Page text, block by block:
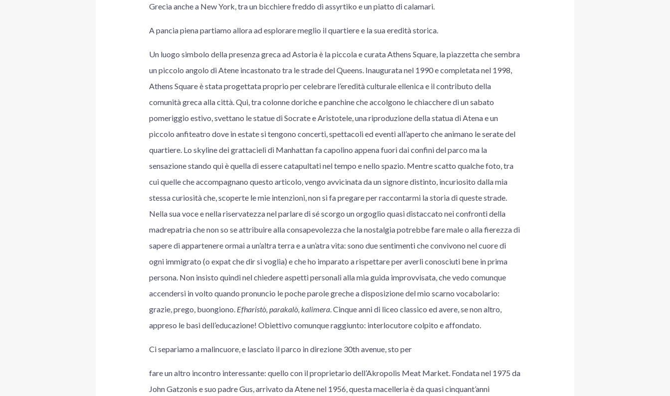
Grecia anche a New York, tra un bicchiere freddo di assyrtiko e un piatto di calamari.
A pancia piena partiamo allora ad esplorare meglio il quartiere e la sua eredità storica.
Un luogo simbolo della presenza greca ad Astoria è la piccola e curata Athens Square, la piazzetta che sembra
un piccolo angolo di Atene incastonato tra le strade del Queens. Inaugurata nel 1990 e completata nel 1998,
Athens Square è stata progettata proprio per celebrare l’eredità culturale ellenica e il contributo della
comunità greca alla città. Qui, tra colonne doriche e panchine che accolgono le chiacchere di un sabato
pomeriggio estivo, svettano le statue di Socrate e Aristotele, una riproduzione della statua di Atena e un
piccolo anfiteatro dove in estate si tengono concerti, spettacoli ed eventi all’aperto che animano le serate del
quartiere. Lo skyline dei grattacieli di Manhattan fa capolino appena fuori dai confini del parco ma la
sensazione stando qui è quella di essere catapultati nel tempo e nello spazio. Mentre scatto qualche foto, tra
cui quelle che accompagnano questo articolo, vengo avvicinata da un signore distinto, incuriosito dalla mia
stessa curiosità che, scoperte le mie intenzioni, non si fa pregare per raccontarmi la storia di queste strade.
Nella sua voce e nella riservatezza nel parlare di sé scorgo un orgoglio quasi distaccato nei confronti della
madrepatria che non so se attribuire alla consapevolezza che la nostalgia potrebbe fare male o alla fierezza di
sapere di appartenere ormai a un’altra terra e a un’atra vita: sono due sentimenti che convivono nel cuore di
ogni immigrato (o expat che dir si voglia) e che ho imparato a rispettare per averli conosciuti bene in prima
persona. Non insisto quindi nel chiedere aspetti personali alla mia guida improvvisata, che vedo comunque
accendersi in volto quando pronuncio le poche parole greche a disposizione del mio scarno vocabolario:
grazie, prego, buongiono. Efharistò, parakalò, kalimera. Cinque anni di liceo classico ed avere, se non altro,
appreso le basi dell’educazione! Obiettivo comunque raggiunto: interlocutore colpito e affondato.
Ci separiamo a malincuore, e lasciato il parco in direzione 30th avenue, sto per
fare un altro incontro interessante: quello con il proprietario dell’Akropolis Meat Market. Fondata nel 1975 da
John Gatzonis e suo padre Gus, arrivato da Atene nel 1956, questa macelleria è da quasi cinquant’anni